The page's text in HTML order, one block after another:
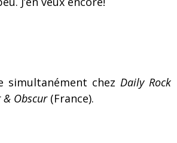
simultanément chez Daily Rock
& Obscur(France).